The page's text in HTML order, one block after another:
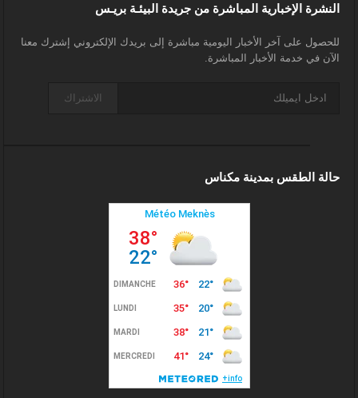
النشرة الإخبارية المباشرة من جريدة البيئـة بريـس
للحصول على آخر الأخبار اليومية مباشرة إلى بريدك الإلكتروني إشترك معنا
الآن في خدمة الأخبار المباشرة.
الاشتراك
حالة الطقس بمدينة مكناس